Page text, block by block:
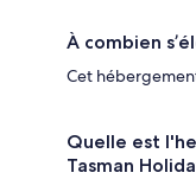
À combien
Cet
Quelle est
Tasman